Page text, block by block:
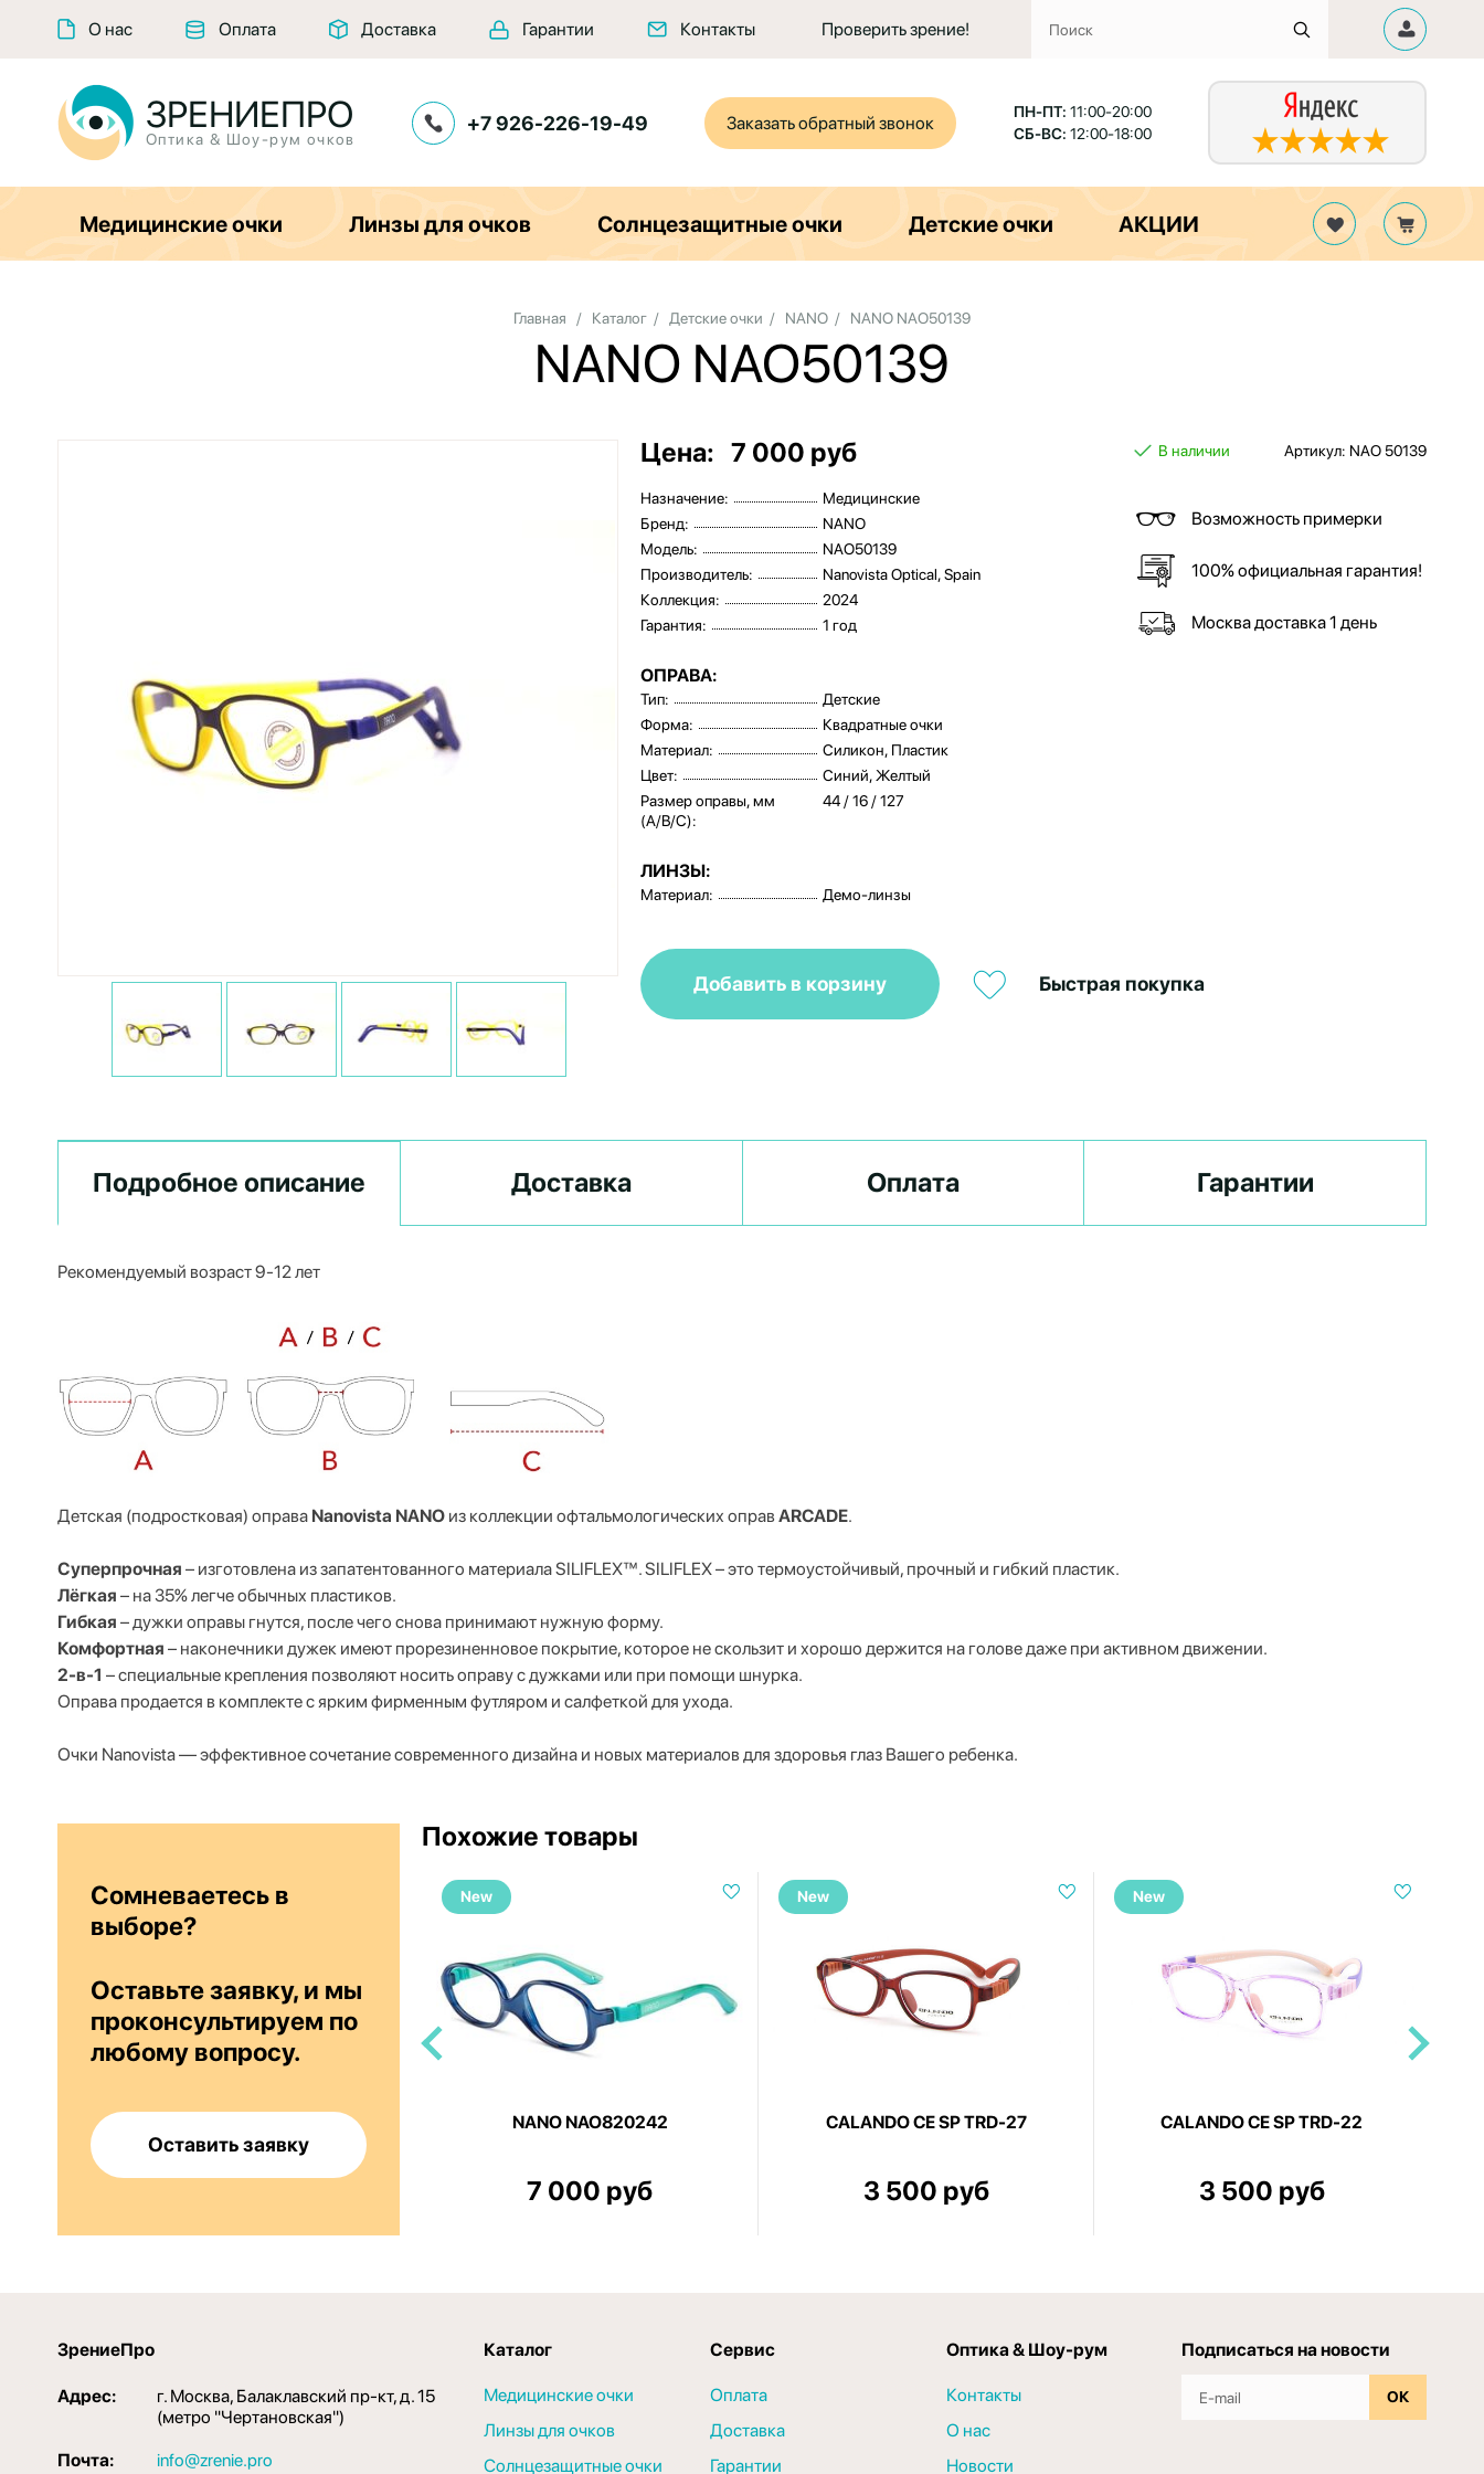
О нас Оплата Доставка Гарантии Контакты Проверить зрение!
ЗРЕНИЕПРО
Оптика & Шоу-рум очков
+7 926-226-19-49 Заказать обратный звонок
ПН-ПТ: 11:00-20:00
СБ-ВС: 12:00-18:00
Медицинские очки Линзы для очков Солнцезащитные очки Детские очки АКЦИИ
Главная / Каталог / Детские очки / NANO / NANO NAO50139
NANO NAO50139
Цена: 7 000 руб
Назначение:
Медицинские
Бренд:
NANO
Модель:
NAO50139
Производитель:
Nanovista Optical, Spain
Коллекция:
2024
Гарантия:
1 год
ОПРАВА:
Тип:
Детские
Форма:
Квадратные очки
Материал:
Силикон, Пластик
Цвет:
Синий, Желтый
Размер оправы, мм
(A/B/C):
44 / 16 / 127
ЛИНЗЫ:
Материал: Демо-линзы
В наличии Артикул: NAO 50139
Возможность примерки
100% официальная гарантия!
Москва доставка 1 день
Добавить в корзину Быстрая покупка
Подробное описание Доставка Оплата Гарантии
Рекомендуемый возраст 9-12 лет
Детская (подростковая) оправа Nanovista NANO из коллекции офтальмологических оправARCADE.
Суперпрочная – изготовлена из запатентованного материала SILIFLEX™. SILIFLEX – это термоустойчивый, прочный и гибкий пластик.
Лёгкая – на 35% легче обычных пластиков.
Гибкая – дужки оправы гнутся, после чего снова принимают нужную форму.
Комфортная – наконечники дужек имеют прорезиненновое покрытие, которое не скользит и хорошо держится на голове даже при активном движении.
2-в-1 – специальные крепления позволяют носить оправу с дужками или при помощи шнурка.
Оправа продается в комплекте с ярким фирменным футляром и салфеткой для ухода.
Очки Nanovista — эффективное сочетание современного дизайна и новых материалов для здоровья глаз Вашего ребенка.
Сомневаетесь в
выборе?
Оставьте заявку, и мы
проконсультируем по
любому вопросу.
Оставить заявку
Похожие товары
New
NANO BASIC NB040250
New
NANO NAO820242
7 000 руб
New
CALANDO CE SP TRD-27
3 500 руб
New
CALANDO CE SP TRD-22
3 500 руб
ЗрениеПро
Адрес:
г. Москва, Балаклавский пр-кт, д. 15
(метро "Чертановская")
Почта: info@zrenie.pro
Каталог
Медицинские очки
Линзы для очков
Солнцезащитные очки
Сервис
Оплата
Доставка
Гарантии
Оптика & Шоу-рум
Контакты
О нас
Новости
Подписаться на новости
ОК